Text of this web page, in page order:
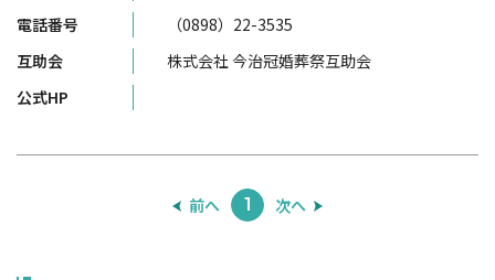
電話番号
（0898）22-3535
互助会
株式会社 今治冠婚葬祭互助会
公式HP
前へ 1 次へ